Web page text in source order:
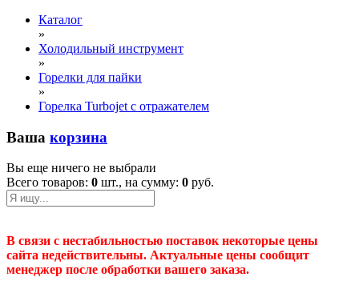
Каталог
»
Холодильный инструмент
»
Горелки для пайки
»
Горелка Turbojet с отражателем
Ваша корзина
Вы еще ничего не выбрали
Всего товаров: 0 шт., на сумму: 0 руб.
В связи с нестабильностью поставок некоторые цены
сайта недействительны. Актуальные цены сообщит
менеджер после обработки вашего заказа.